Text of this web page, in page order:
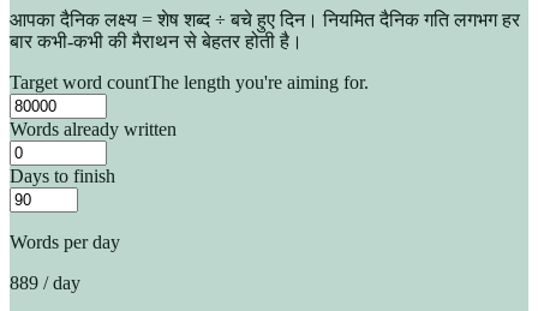
आपका दैनिक लक्ष्य = शेष शब्द ÷ बचे हुए दिन। नियमित दैनिक गति लगभग हर
बार कभी-कभी की मैराथन से बेहतर होती है।
Target word countThe length you're aiming for.
Words already written
Days to finish
Words per day
889 / day